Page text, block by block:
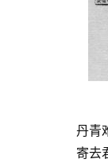
丹青
寄去